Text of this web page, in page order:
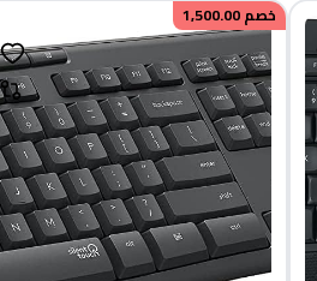
خصم1,500.00